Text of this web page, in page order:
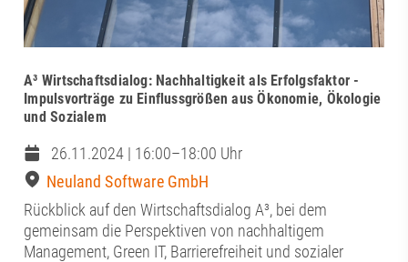
A³ Wirtschaftsdialog: Nachhaltigkeit als Erfolgsfaktor -
Impulsvorträge zu Einflussgrößen aus Ökonomie, Ökologie
und Sozialem
26.11.2024 | 16:00–18:00 Uhr
Neuland Software GmbH
Rückblick auf den Wirtschaftsdialog A³, bei dem
gemeinsam die Perspektiven von nachhaltigem
Management, Green IT, Barrierefreiheit und sozialer